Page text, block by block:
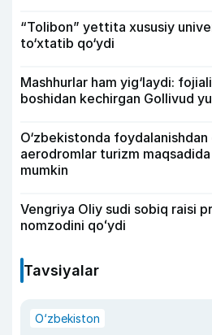
“Tolibon” yettita xususiy
to‘xtatib qo‘ydi
Mashhurlar ham yig‘laydi:
boshidan kechirgan Gollivud
O‘zbekistonda
aerodromlar turizm
mumkin
Vengriya Oliy sudi sobiq raisi
nomzodini qoʻydi
Tavsiyalar
O‘zbekiston